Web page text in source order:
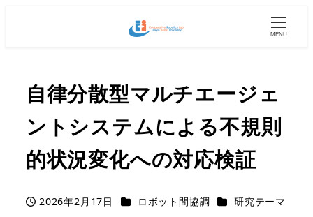
MENU
自律分散型マルチエージェ
ントシステムによる不規則
的状況変化への対応検証
投稿日
2026年2月17日 カテゴリー
ロボット間協調 カテゴリー
研究テーマ